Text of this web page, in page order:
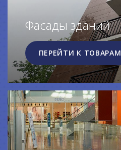
Фасады зданий
ПЕРЕЙТИ К ТОВАРАМ